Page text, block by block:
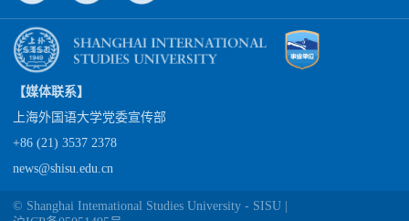
【媒体联系】
上海外国语大学党委宣传部
+86 (21) 3537 2378
news@shisu.edu.cn
© Shanghai Intemational Studies University - SISU |